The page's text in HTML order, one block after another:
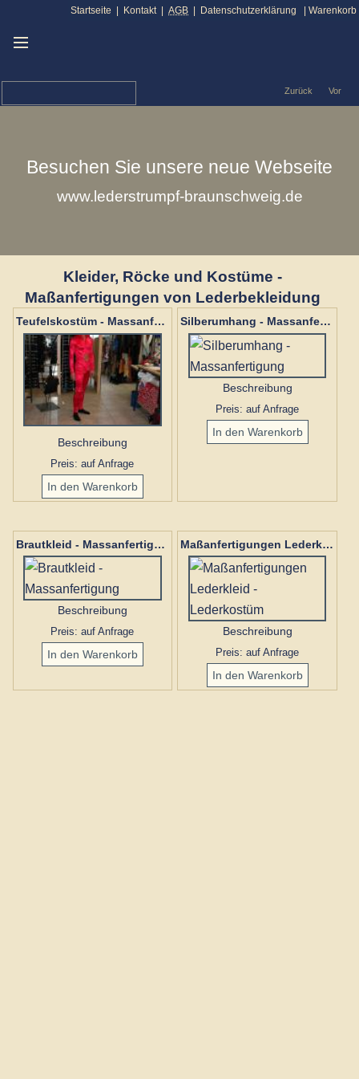
Besuchen Sie unsere neue Webseite
www.lederstrumpf-braunschweig.de
Startseite | Kontakt | AGB | Datenschutzerklärung Warenkorb
Kleider, Röcke und Kostüme -
Maßanfertigungen von Lederbekleidung
Teufelskostüm - Massanfertigung
Beschreibung
Preis: auf Anfrage
Silberumhang - Massanfertigung
Beschreibung
Preis: auf Anfrage
Brautkleid - Massanfertigung
Beschreibung
Preis: auf Anfrage
Maßanfertigungen Lederkleid - Lederkostüm
Beschreibung
Preis: auf Anfrage
Zurück Vor